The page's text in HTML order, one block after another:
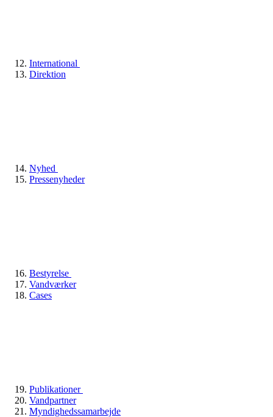
International
Direktion
Nyhed
Pressenyheder
Bestyrelse
Vandværker
Cases
Publikationer
Vandpartner
Myndighedssamarbejde